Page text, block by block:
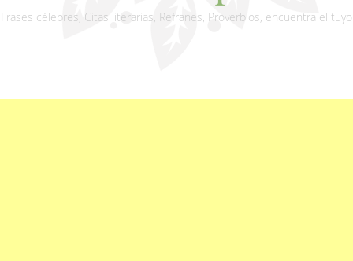
Frases célebres, Citas literarias, Refranes, Proverbios, encuentra el tuyo